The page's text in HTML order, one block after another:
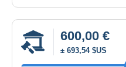
600,00 €
± 693,54 $US